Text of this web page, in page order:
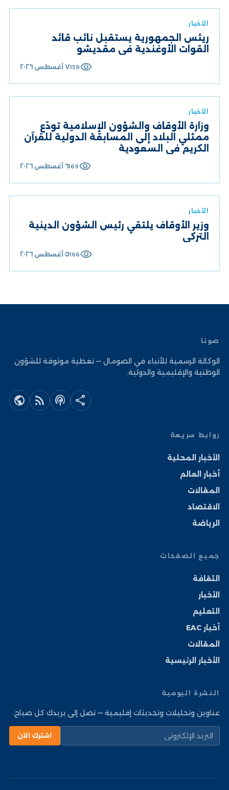
الأخبار
ريئس الجمهورية يستقبل نائب قائد
القوات الأوغندية في مقديشو
٧ أغسطس ٢٠٢٦ visibility
159
الأخبار
وزارة الأوقاف والشؤون الإسلامية تودّع
ممثلي البلاد إلى المسابقة الدولية للقرآن
الكريم في السعودية
٦ أغسطس ٢٠٢٦ visibility
169
الأخبار
وزير الأوقاف يلتقي رئيس الشؤون الدينية
التركي
٥ أغسطس ٢٠٢٦ visibility
166
صونا
الوكالة الرسمية للأنباء في الصومال — تغطية موثوقة للشؤون
الوطنية والإقليمية والدولية.
public rss_feed podcasts share
روابط سريعة
الأخبار المحلية
أخبار العالم
المقالات
الاقتصاد
الرياضة
جميع الصفحات
الثقافة
الأخبار
التعليم
أخبار EAC
المقالات
الأخبار الرئيسية
النشرة اليومية
عناوين وتحليلات وتحديثات إقليمية — تصل إلى بريدك كل صباح.
اشترك الآن